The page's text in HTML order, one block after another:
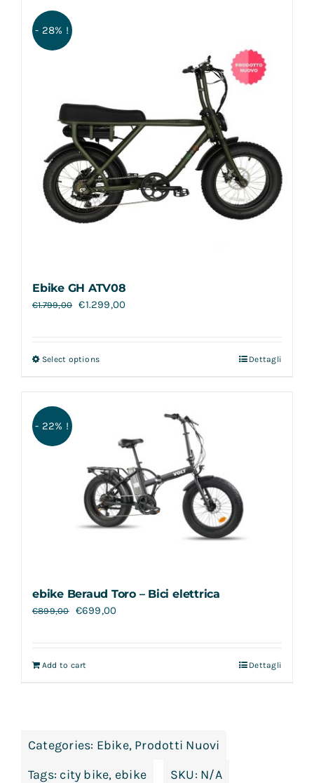
- 28% !
Ebike GH ATV08
€1.799,00 €1.299,00
Select options Dettagli
- 22% !
ebike Beraud Toro – Bici elettrica
€899,00 €699,00
Add to cart Dettagli
Categories: Ebike, Prodotti Nuovi
Tags: city bike, ebike SKU: N/A